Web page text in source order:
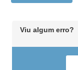
Viu algum erro?